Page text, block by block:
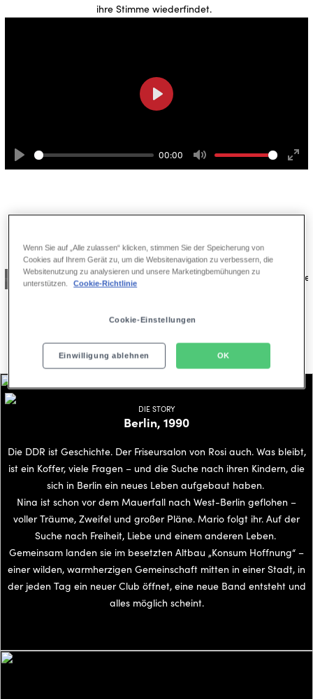
ihre Stimme wiederfindet.
Play
00:00
Mute
Play
DIE STORY
Berlin, 1990
Die DDR ist Geschichte. Der Friseursalon von Rosi auch. Was bleibt,
ist ein Koffer, viele Fragen – und die Suche nach ihren Kindern, die
sich in Berlin ein neues Leben aufgebaut haben.
Nina ist schon vor dem Mauerfall nach West-Berlin geflohen –
voller Träume, Zweifel und großer Pläne. Mario folgt ihr. Auf der
Suche nach Freiheit, Liebe und einem anderen Leben.
Gemeinsam landen sie im besetzten Altbau „Konsum Hoffnung“ –
einer wilden, warmherzigen Gemeinschaft mitten in einer Stadt, in
der jeden Tag ein neuer Club öffnet, eine neue Band entsteht und
alles möglich scheint.
Wenn Sie auf „Alle zulassen“ klicken, stimmen Sie der Speicherung von
Cookies auf Ihrem Gerät zu, um die Websitenavigation zu verbessern, die
Websitenutzung zu analysieren und unsere Marketingbemühungen zu
unterstützen.
Cookie-Richtlinie
Cookie-Einstellungen
Einwilligung ablehnen OK